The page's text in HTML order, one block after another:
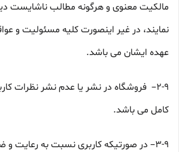
مالکیت معنوی و هرگونه مطالب ناشایست
نمایند، در غیر اینصورت کلیه مسئولیت و
عهده ایشان می باشد.
۲-۹– فروشگاه در نشر یا عدم نشر نظرات
کامل می باشد.
۳-۹– در صورتیکه کاربری نسبت به رعایت و